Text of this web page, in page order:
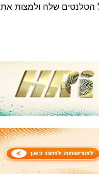
שלה ולמצות את